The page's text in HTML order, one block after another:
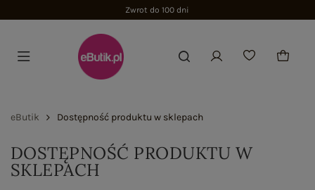
Zwrot do 100 dni
eButik Dostępność produktu w sklepach
DOSTĘPNOŚĆ PRODUKTU W
SKLEPACH